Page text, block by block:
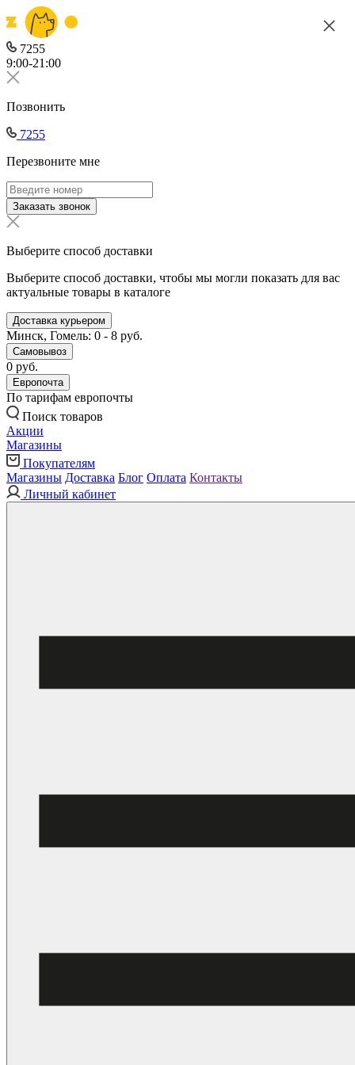
7255
9:00-21:00
Позвонить
7255
Перезвоните мне
Заказать звонок
Выберите способ доставки
Выберите способ доставки, чтобы мы могли показать для вас
актуальные товары в каталоге
Доставка курьером
Минск, Гомель: 0 - 8 руб.
Самовывоз
0 руб.
Европочта
По тарифам европочты
Поиск товаров
Акции
Магазины
Покупателям
Магазины Доставка Блог Оплата Контакты
Личный кабинет